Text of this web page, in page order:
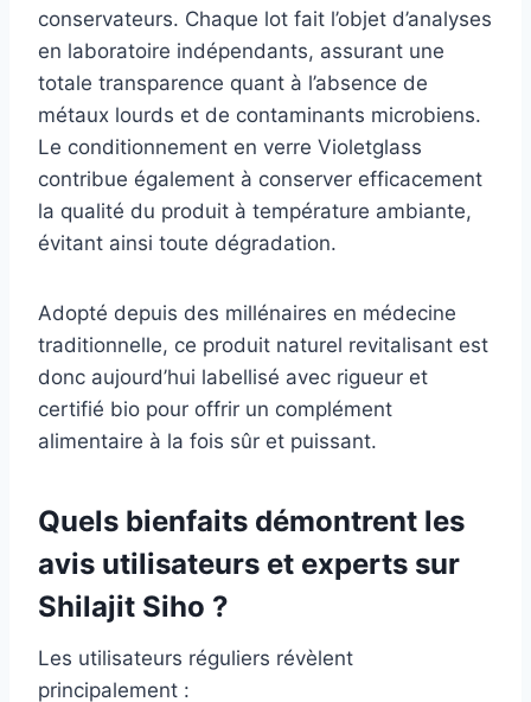
conservateurs. Chaque lot fait l’objet d’analyses
en laboratoire indépendants, assurant une
totale transparence quant à l’absence de
métaux lourds et de contaminants microbiens.
Le conditionnement en verre Violetglass
contribue également à conserver efficacement
la qualité du produit à température ambiante,
évitant ainsi toute dégradation.
Adopté depuis des millénaires en médecine
traditionnelle, ce produit naturel revitalisant est
donc aujourd’hui labellisé avec rigueur et
certifié bio pour offrir un complément
alimentaire à la fois sûr et puissant.
Quels bienfaits démontrent les
avis utilisateurs et experts sur
Shilajit Siho ?
Les utilisateurs réguliers révèlent
principalement :